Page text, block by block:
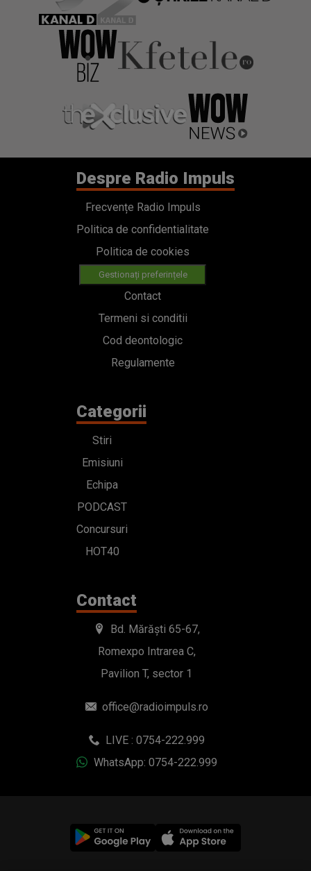
Despre Radio Impuls
Frecvențe Radio Impuls
Politica de confidentialitate
Politica de cookies
Gestionați preferințele
Contact
Termeni si conditii
Cod deontologic
Regulamente
Categorii
Stiri
Emisiuni
Echipa
PODCAST
Concursuri
HOT40
Contact
Bd. Mărăști 65-67,
Romexpo Intrarea C,
Pavilion T, sector 1
office@radioimpuls.ro
LIVE : 0754-222.999
WhatsApp: 0754-222.999